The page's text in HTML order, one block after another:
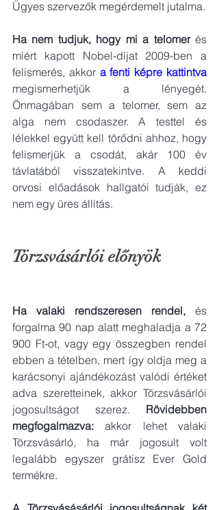
Ha nem tudjuk, hogy mi a telomer és
miért kapott Nobel-díjat 2009-ben a
felismerés, akkor a fenti képre kattintva
megismerhetjük a lényegét.
Önmagában sem a telomer, sem az
alga nem csodaszer. A testtel és
lélekkel együtt kell törődni ahhoz, hogy
felismerjük a csodát, akár 100 év
távlatából visszatekintve. A keddi
orvosi előadások hallgatói tudják, ez
nem egy üres állítás.
Törzsvásárlói előnyök
Ha valaki rendszeresen rendel, és
forgalma 90 nap alatt meghaladja a 72
900 Ft-ot, vagy egy összegben rendel
ebben a tételben, mert így oldja meg a
karácsonyi ajándékozást valódi értéket
adva szeretteinek, akkor Törzsvásárlói
jogosultságot szerez. Rövidebben
megfogalmazva: akkor lehet valaki
Törzsvásárló, ha már jogosult volt
legalább egyszer grátisz Ever Gold
termékre.